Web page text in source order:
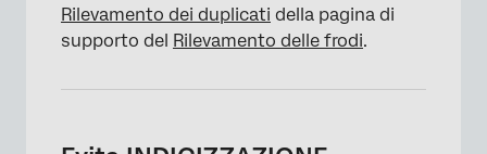
Rilevamento dei duplicati della pagina di
supporto del Rilevamento delle frodi.